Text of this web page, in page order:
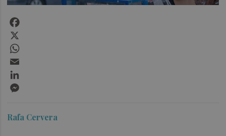
Rafa Cervera